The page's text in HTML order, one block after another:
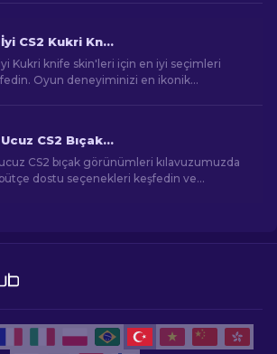
En İyi CS2 Kukri Knife Skin'leri [2026]
Kukri knife skin'leri için en iyi seçimleri
Oyun deneyiminizi en ikonik
En Ucuz CS2 Bıçak Görünümleri [2026]
CS2 bıçak görünümleri kılavuzumuzda
dostu seçenekleri keşfedin ve